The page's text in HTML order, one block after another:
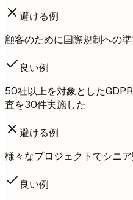
避ける例
顧客のために国際規制への
良い例
50社以上を対象とした
査を30件実施した
避ける例
様々なプロジェクトでシニ
良い例